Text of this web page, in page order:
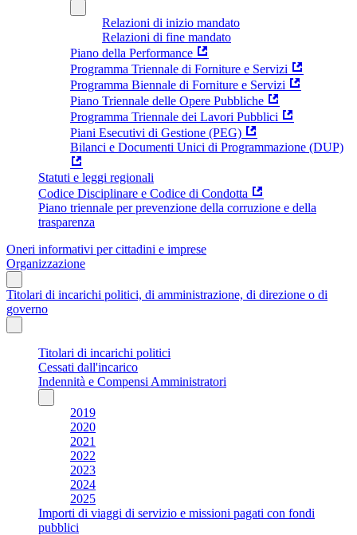
Relazioni di inizio mandato
Relazioni di fine mandato
Piano della Performance
Programma Triennale di Forniture e Servizi
Programma Biennale di Forniture e Servizi
Piano Triennale delle Opere Pubbliche
Programma Triennale dei Lavori Pubblici
Piani Esecutivi di Gestione (PEG)
Bilanci e Documenti Unici di Programmazione (DUP)
Statuti e leggi regionali
Codice Disciplinare e Codice di Condotta
Piano triennale per prevenzione della corruzione e della
trasparenza
Oneri informativi per cittadini e imprese
Organizzazione
Titolari di incarichi politici, di amministrazione, di direzione o di
governo
Titolari di incarichi politici
Cessati dall'incarico
Indennità e Compensi Amministratori
2019
2020
2021
2022
2023
2024
2025
Importi di viaggi di servizio e missioni pagati con fondi
pubblici